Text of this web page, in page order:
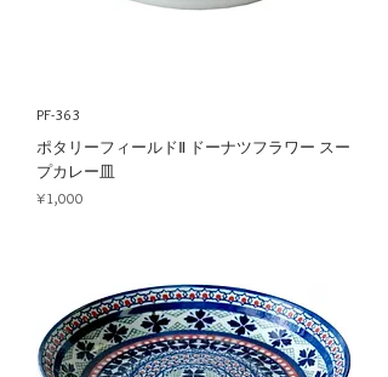
PF-363
ポタリーフィールドⅡ ドーナツフラワー スー
プカレー皿
Price
¥1,000